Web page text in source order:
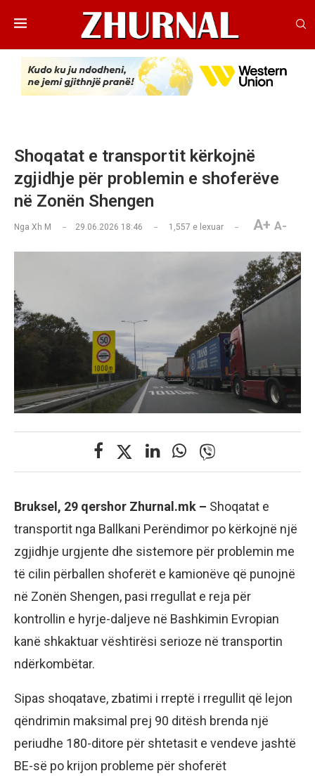
Shoqatat e transportit kërkojnë
zgjidhje për problemin e shoferëve
në Zonën Shengen
Nga Xh M 29.06.2026 18:46 1,557 e lexuar A+ A-
Bruksel, 29 qershor Zhurnal.mk – Shoqatat e
transportit nga Ballkani Perëndimor po kërkojnë një
zgjidhje urgjente dhe sistemore për problemin me
të cilin përballen shoferët e kamionëve që punojnë
në Zonën Shengen, pasi rregullat e reja për
kontrollin e hyrje-daljeve në Bashkimin Evropian
kanë shkaktuar vështirësi serioze në transportin
ndërkombëtar.
Sipas shoqatave, zbatimi i rreptë i rregullit që lejon
qëndrimin maksimal prej 90 ditësh brenda një
periudhe 180-ditore për shtetasit e vendeve jashtë
BE-së po krijon probleme për shoferët